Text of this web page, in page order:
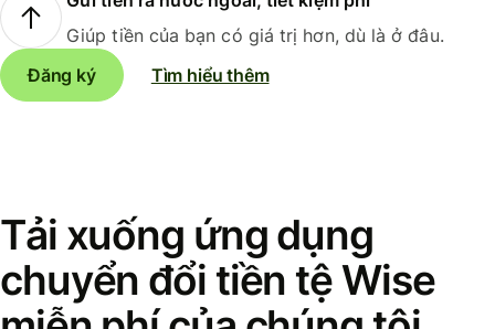
Giúp tiền của bạn có giá trị hơn, dù là ở đâu.
Đăng ký
Tìm hiểu thêm
Tải xuống ứng dụng
chuyển đổi tiền tệ Wise